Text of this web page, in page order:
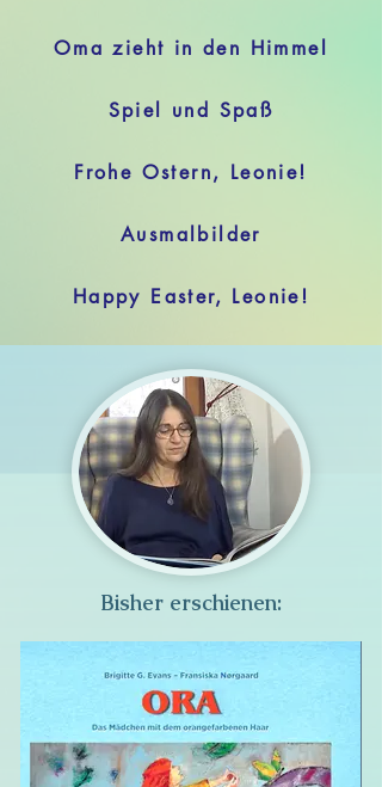
Oma zieht in den Himmel
Spiel und Spaß
Frohe Ostern, Leonie!
Ausmalbilder
Happy Easter, Leonie!
Bisher erschienen: